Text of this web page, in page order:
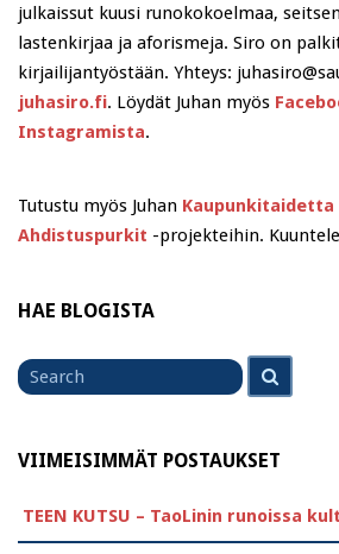
julkaissut kuusi runokokoelmaa,
lastenkirjaa ja aforismeja. Siro on
kirjailijantyöstään. Yhteys:
juhasiro.fi. Löydät Juhan myös
Instagramista.
Tutustu myös Juhan Kaupunkitaidetta
Ahdistuspurkit -projekteihin.
HAE BLOGISTA
Search
for
VIIMEISIMMÄT POSTAUKSET
TEEN KUTSU – TaoLinin runoissa